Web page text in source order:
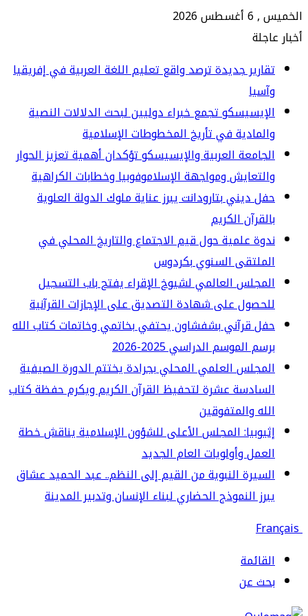
2026
جديدة ترصد واقع تعليم اللغة العربية في إفريقيا
تجمع خبراء دوليين لبحث الدلالات النصية
في تأريخ المخطوطات الإسلامية
العربية والإيسيسكو تؤكدان أهمية تعزيز الحوار
ومواجهة الإسلاموفوبيا وخطابات الكراهية
ديني بتارودانت يبرز عناية ملوك الدولة العلوية
الكريم
علمية حول قيم الاجتماع والتاريخ المحلي في
السنوي بكردوس
العالمي لشيوخ الإقراء يفتح باب التسجيل
على شهادة التصديق على الإجازات القرآنية
قرآني بشفشاون يحتفي بخاتمي وخاتمات كتاب الله
الموسم الدراسي 2025-2026
العلمي المحلي بجرادة يختتم الدورة الصيفية
عشرة لتحفيظ القرآن الكريم ويكرم حفظة كتاب
والمتفوقين
المجلس الأعلى للشؤون الإسلامية يناقش خطة
وأولويات العام الجديد
النبوية من القيم إلى النظم.. عبد الحميد عشاق
النموذج الحضاري لبناء الإنسان وتدبير المدينة
عن